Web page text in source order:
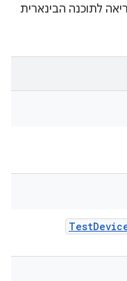
לתוכנה הבינארית
Test